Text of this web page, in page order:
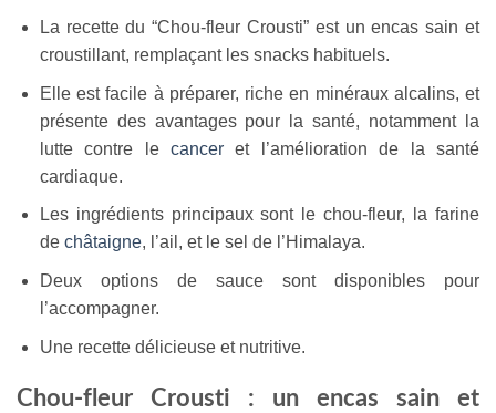
La recette du “Chou-fleur Crousti” est un encas sain et
croustillant, remplaçant les snacks habituels.
Elle est facile à préparer, riche en minéraux alcalins, et
présente des avantages pour la santé, notamment la
lutte contre le cancer et l’amélioration de la santé
cardiaque.
Les ingrédients principaux sont le chou-fleur, la farine
de châtaigne, l’ail, et le sel de l’Himalaya.
Deux options de sauce sont disponibles pour
l’accompagner.
Une recette délicieuse et nutritive.
Chou-fleur Crousti : un encas sain et